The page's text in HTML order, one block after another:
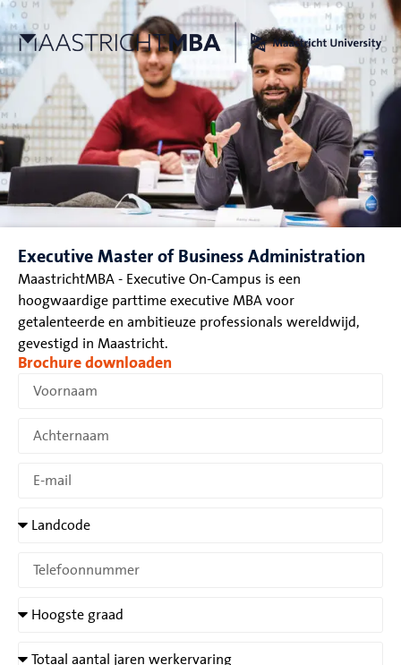
Executive Master of Business Administration
MaastrichtMBA - Executive On-Campus is een
hoogwaardige parttime executive MBA voor
getalenteerde en ambitieuze professionals wereldwijd,
gevestigd in Maastricht.
Brochure downloaden